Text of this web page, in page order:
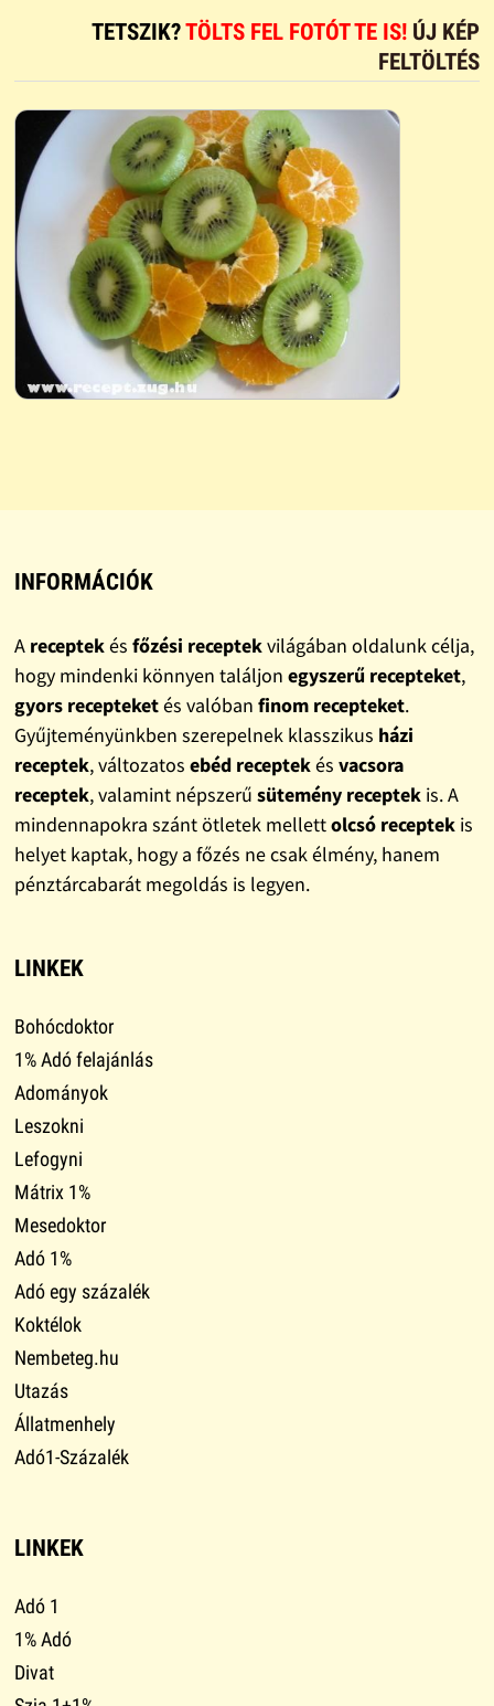
TETSZIK?TÖLTS FEL FOTÓT TE IS! ÚJ KÉP
FELTÖLTÉS
INFORMÁCIÓK
A receptekés főzési receptekvilágában oldalunk célja,
hogy mindenki könnyen találjon egyszerű recepteket,
gyors recepteketés valóban finom recepteket.
Gyűjteményünkben szerepelnek klasszikus házi
receptek, változatos ebéd receptekés vacsora
receptek, valamint népszerű sütemény receptekis. A
mindennapokra szánt ötletek mellettolcsó receptekis
helyet kaptak, hogy a főzés ne csak élmény, hanem
pénztárcabarát megoldás is legyen.
LINKEK
Bohócdoktor
1% Adó felajánlás
Adományok
Leszokni
Lefogyni
Mátrix 1%
Mesedoktor
Adó 1%
Adó egy százalék
Koktélok
Nembeteg.hu
Utazás
Állatmenhely
Adó1-Százalék
LINKEK
Adó 1
1% Adó
Divat